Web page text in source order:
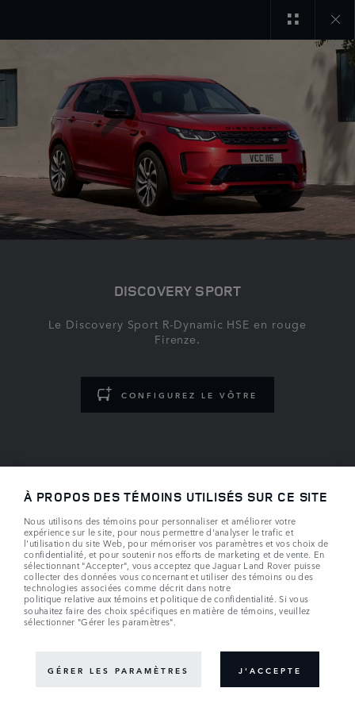
Close
gallery
DISCOVERY SPORT
Le Discovery Sport R-Dynamic HSE en rouge
Firenze.
CONFIGUREZ LE VÔTRE
À PROPOS DES TÉMOINS UTILISÉS SUR CE SITE
Nous utilisons des témoins pour personnaliser et améliorer votre
expérience sur le site, pour nous permettre d'analyser le trafic et
l'utilisation du site Web, pour mémoriser vos paramètres et vos choix de
confidentialité, et pour soutenir nos efforts de marketing et de vente. En
sélectionnant "Accepter", vous acceptez que Jaguar Land Rover puisse
collecter des données vous concernant et utiliser des témoins ou des
technologies associées comme décrit dans notre
politique relative aux témoinsetpolitique de confidentialité. Si vous
souhaitez faire des choix spécifiques en matière de témoins, veuillez
sélectionner "Gérer les paramètres".
GÉRER LES PARAMÈTRES J'ACCEPTE